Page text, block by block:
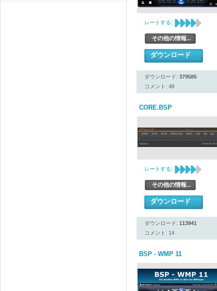
レートする:
その他の情報...
ダウンロード
ダウンロード: 379585
コメント: 48
CORE.BSP
レートする:
その他の情報...
ダウンロード
ダウンロード: 113941
コメント: 14
BSP - WMP 11